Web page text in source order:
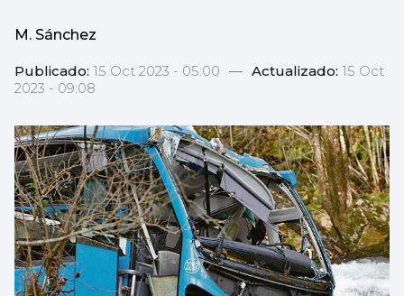
M. Sánchez
Publicado: 15 Oct 2023 - 05:00 — Actualizado: 15 Oct
2023 - 09:08